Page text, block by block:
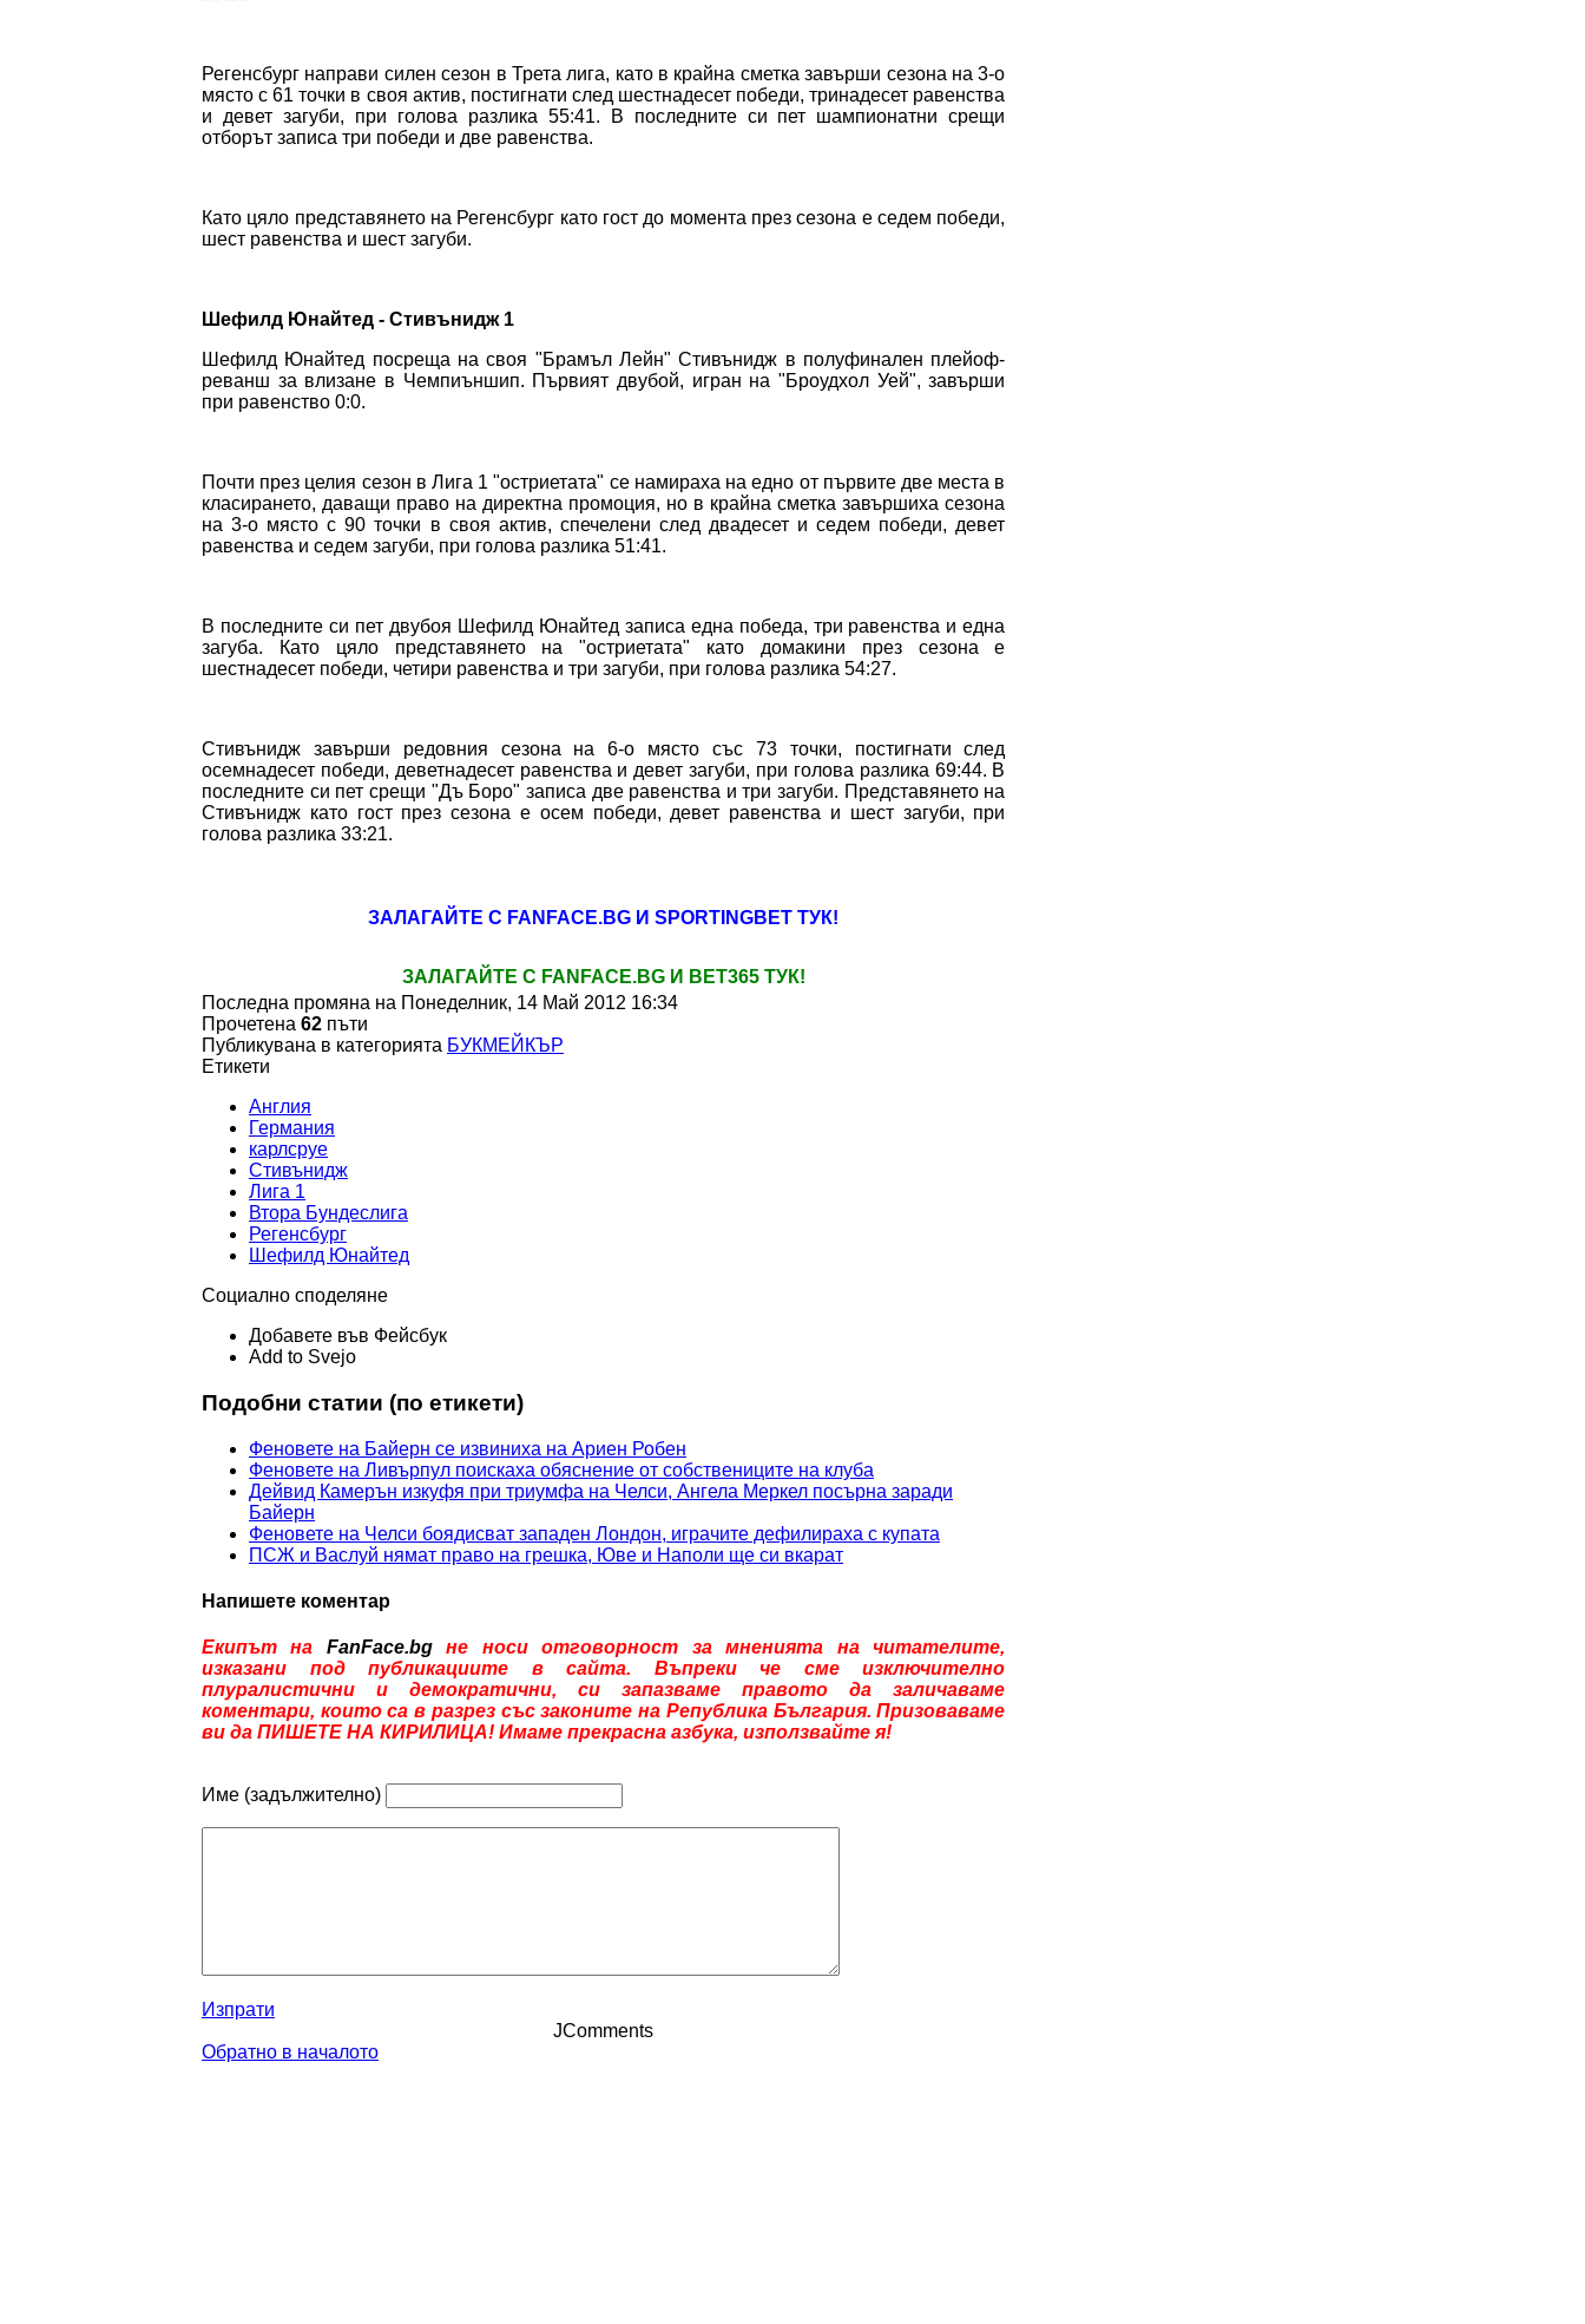
Регенсбург направи силен сезон в Трета лига, като в крайна сметка завърши сезона на 3-о
място с 61 точки в своя актив, постигнати след шестнадесет победи, тринадесет равенства
и девет загуби, при голова разлика 55:41. В последните си пет шампионатни срещи
отборът записа три победи и две равенства.
Като цяло представянето на Регенсбург като гост до момента през сезона е седем победи,
шест равенства и шест загуби.
Шефилд Юнайтед - Стивънидж 1
Шефилд Юнайтед посреща на своя "Брамъл Лейн" Стивънидж в полуфинален плейоф-
реванш за влизане в Чемпиъншип. Първият двубой, игран на "Броудхол Уей", завърши
при равенство 0:0.
Почти през целия сезон в Лига 1 "остриетата" се намираха на едно от първите две места в
класирането, даващи право на директна промоция, но в крайна сметка завършиха сезона
на 3-о място с 90 точки в своя актив, спечелени след двадесет и седем победи, девет
равенства и седем загуби, при голова разлика 51:41.
В последните си пет двубоя Шефилд Юнайтед записа една победа, три равенства и една
загуба. Като цяло представянето на "остриетата" като домакини през сезона е
шестнадесет победи, четири равенства и три загуби, при голова разлика 54:27.
Стивънидж завърши редовния сезона на 6-о място със 73 точки, постигнати след
осемнадесет победи, деветнадесет равенства и девет загуби, при голова разлика 69:44. В
последните си пет срещи "Дъ Боро" записа две равенства и три загуби. Представянето на
Стивънидж като гост през сезона е осем победи, девет равенства и шест загуби, при
голова разлика 33:21.
ЗАЛАГАЙТЕ С FANFACE.BG И SPORTINGBET ТУК!
ЗАЛАГАЙТЕ С FANFACE.BG И BET365 ТУК!
Последна промяна на Понеделник, 14 Май 2012 16:34
Прочетена 62 пъти
Публикувана в категорията БУКМЕЙКЪР
Етикети
Англия
Германия
карлсруе
Стивънидж
Лига 1
Втора Бундеслига
Регенсбург
Шефилд Юнайтед
Социално споделяне
Добавете във Фейсбук
Add to Svejo
Подобни статии (по етикети)
Феновете на Байерн се извиниха на Ариен Робен
Феновете на Ливърпул поискаха обяснение от собствениците на клуба
Дейвид Камерън изкуфя при триумфа на Челси, Ангела Меркел посърна заради
Байерн
Феновете на Челси боядисват западен Лондон, играчите дефилираха с купата
ПСЖ и Васлуй нямат право на грешка, Юве и Наполи ще си вкарат
Напишете коментар
Екипът на FanFace.bgне носи отговорност за мненията на читателите,
изказани под публикациите в сайта. Въпреки че сме изключително
плуралистични и демократични, си запазваме правото да заличаваме
коментари, които са в разрез със законите на Република България. Призоваваме
ви да ПИШЕТЕ НА КИРИЛИЦА! Имаме прекрасна азбука, използвайте я!
Име (задължително)
Изпрати
JComments
Обратно в началото